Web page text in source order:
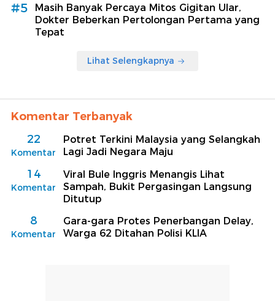
#5
Masih Banyak Percaya Mitos Gigitan Ular,
Dokter Beberkan Pertolongan Pertama yang
Tepat
Lihat Selengkapnya
Komentar Terbanyak
22
Komentar
Potret Terkini Malaysia yang Selangkah
Lagi Jadi Negara Maju
14
Komentar
Viral Bule Inggris Menangis Lihat
Sampah, Bukit Pergasingan Langsung
Ditutup
8
Komentar
Gara-gara Protes Penerbangan Delay,
Warga 62 Ditahan Polisi KLIA